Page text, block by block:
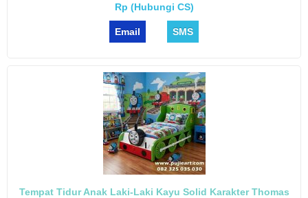
Rp (Hubungi CS)
Email SMS
Tempat Tidur Anak Laki-Laki Kayu Solid Karakter Thomas